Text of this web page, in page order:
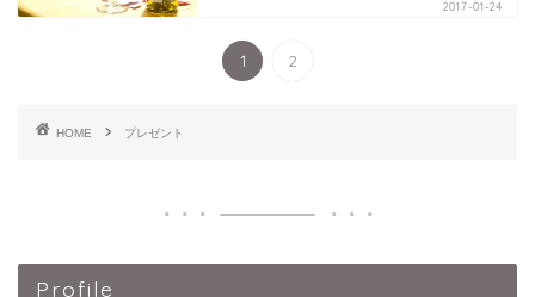
2017-01-24
1 2
HOME プレゼント
Profile